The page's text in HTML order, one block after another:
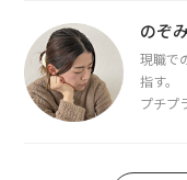
断・骨
のぞ
現職で
指す。
プチプ
日本化